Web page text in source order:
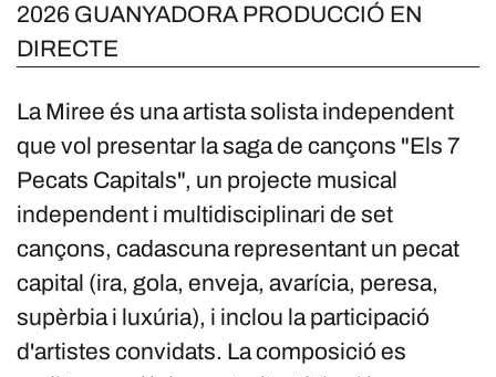
2026 GUANYADORA PRODUCCIÓ EN
DIRECTE
La Miree és una artista solista independent
que vol presentar la saga de cançons "Els 7
Pecats Capitals", un projecte musical
independent i multidisciplinari de set
cançons, cadascuna representant un pecat
capital (ira, gola, enveja, avarícia, peresa,
supèrbia i luxúria), i inclou la participació
d'artistes convidats. La composició es